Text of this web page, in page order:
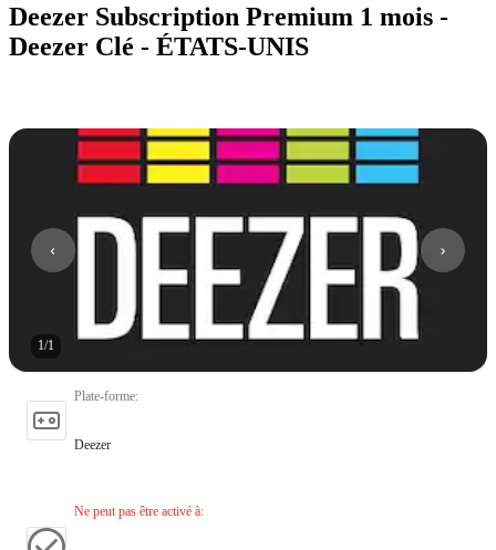
Deezer Subscription Premium 1 mois -
Deezer Clé - ÉTATS-UNIS
1/1
Plate-forme:
Deezer
Ne peut pas être activé à: